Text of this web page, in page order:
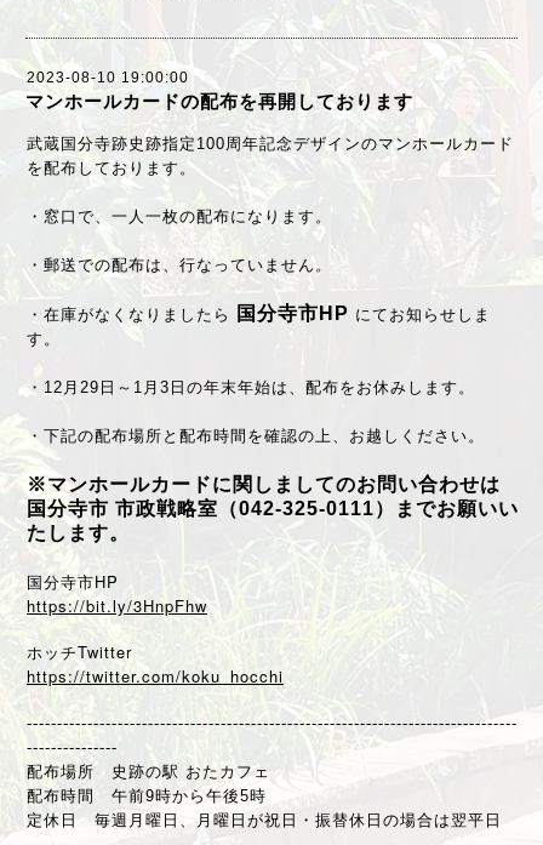
2023-08-10 19:00:00
マンホールカードの配布を再開しております
武蔵国分寺跡史跡指定100周年記念デザインのマンホールカード
を配布しております。
・窓口で、一人一枚の配布になります。
・郵送での配布は、行なっていません。
・在庫がなくなりましたら 国分寺市HP にてお知らせしま
す。
・12月29日～1月3日の年末年始は、配布をお休みします。
・下記の配布場所と配布時間を確認の上、お越しください。
※マンホールカードに関しましてのお問い合わせは
国分寺市 市政戦略室（042-325-0111）までお願いい
たします。
国分寺市HP
https://bit.ly/3HnpFhw
ホッチTwitter
https://twitter.com/koku_hocchi
---------------------------------------------------------------------------------
---------------
配布場所 史跡の駅 おたカフェ
配布時間 午前9時から午後5時
定休日 毎週月曜日、月曜日が祝日・振替休日の場合は翌平日